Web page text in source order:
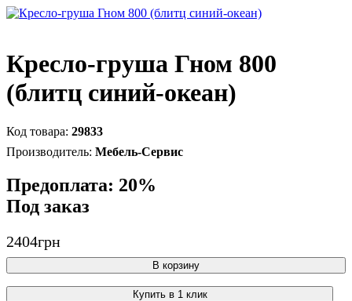
Кресло-груша Гном 800
(блитц синий-океан)
29833
Мебель-Сервис
Предоплата: 20%
Под заказ
2404грн
В корзину
Купить в 1 клик